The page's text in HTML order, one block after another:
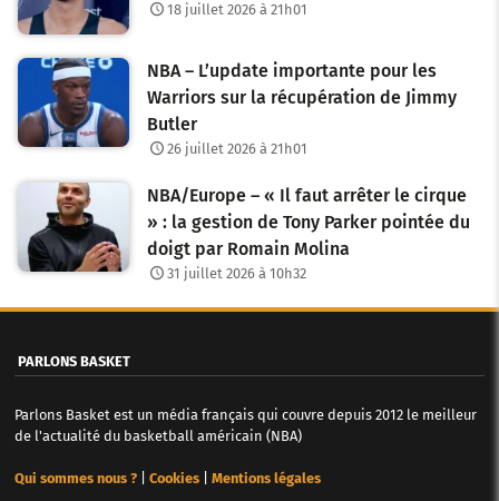
18 juillet 2026 à 21h01
NBA – L’update importante pour les
Warriors sur la récupération de Jimmy
Butler
26 juillet 2026 à 21h01
NBA/Europe – « Il faut arrêter le cirque
» : la gestion de Tony Parker pointée du
doigt par Romain Molina
31 juillet 2026 à 10h32
PARLONS BASKET
Parlons Basket est un média français qui couvre depuis 2012 le meilleur
de l'actualité du basketball américain (NBA)
Qui sommes nous ?| Cookies| Mentions légales